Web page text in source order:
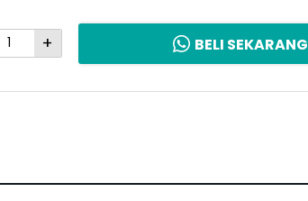
+ BELI SEKARANG